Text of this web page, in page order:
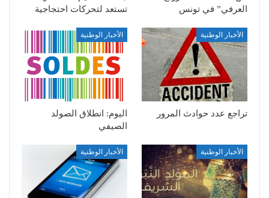
العرفي” في تونس
تستعد لتحركات احتجاجية
الأخبار الوطنية
تراجع عدد حوادث المرور
الأخبار الوطنية
اليوم: انطلاق الصولد
الصيفي
الأخبار الوطنية الأخبار الوطنية